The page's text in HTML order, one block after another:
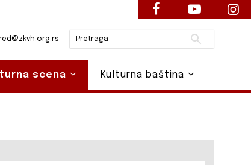
Pretraži
scena Kulturna baština